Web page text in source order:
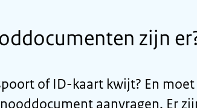
zijn
of ID-kaart kwijt? En moet
aanvragen. Er